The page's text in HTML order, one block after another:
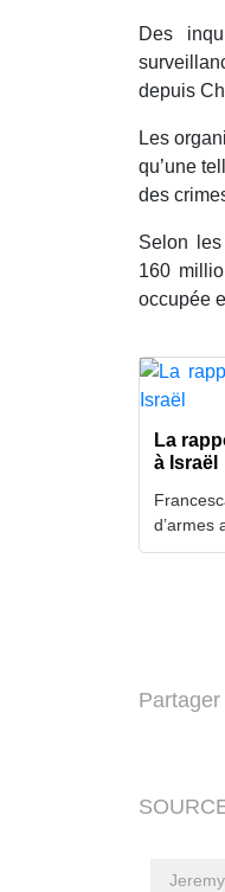
Des
depuis
Les
qu’une
des
Selon
160
occupée
La
à Israël
d’armes